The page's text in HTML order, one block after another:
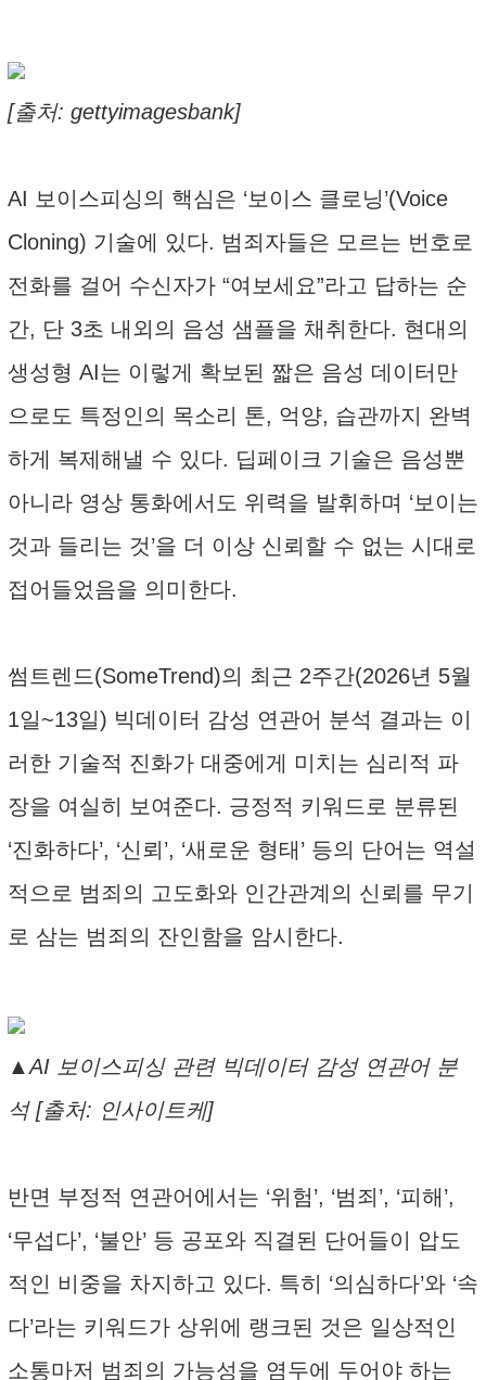
[출처: gettyimagesbank]
AI 보이스피싱의 핵심은 ‘보이스 클로닝’(Voice
Cloning) 기술에 있다. 범죄자들은 모르는 번호로
전화를 걸어 수신자가 “여보세요”라고 답하는 순
간, 단 3초 내외의 음성 샘플을 채취한다. 현대의
생성형 AI는 이렇게 확보된 짧은 음성 데이터만
으로도 특정인의 목소리 톤, 억양, 습관까지 완벽
하게 복제해낼 수 있다. 딥페이크 기술은 음성뿐
아니라 영상 통화에서도 위력을 발휘하며 ‘보이는
것과 들리는 것’을 더 이상 신뢰할 수 없는 시대로
접어들었음을 의미한다.
썸트렌드(SomeTrend)의 최근 2주간(2026년 5월
1일~13일) 빅데이터 감성 연관어 분석 결과는 이
러한 기술적 진화가 대중에게 미치는 심리적 파
장을 여실히 보여준다. 긍정적 키워드로 분류된
‘진화하다’, ‘신뢰’, ‘새로운 형태’ 등의 단어는 역설
적으로 범죄의 고도화와 인간관계의 신뢰를 무기
로 삼는 범죄의 잔인함을 암시한다.
▲AI 보이스피싱 관련 빅데이터 감성 연관어 분
석 [출처: 인사이트케]
반면 부정적 연관어에서는 ‘위험’, ‘범죄’, ‘피해’,
‘무섭다’, ‘불안’ 등 공포와 직결된 단어들이 압도
적인 비중을 차지하고 있다. 특히 ‘의심하다’와 ‘속
다’라는 키워드가 상위에 랭크된 것은 일상적인
소통마저 범죄의 가능성을 염두에 두어야 하는